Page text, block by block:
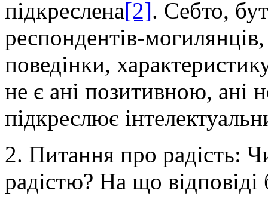
підкреслена[2]. Себто,
респондентів-
поведінки,
не є ані позитивною, ані
підкреслює
2. Питання про радість:
радістю? На що відповіді